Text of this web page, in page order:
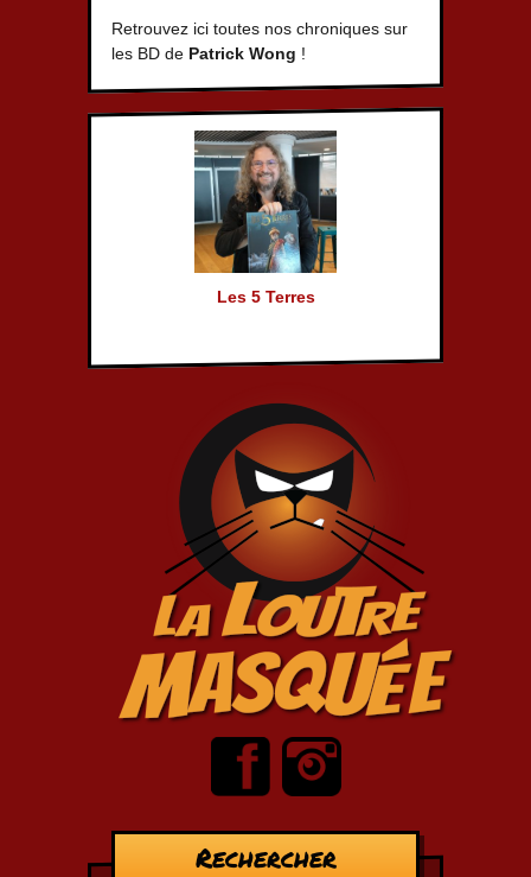
Retrouvez ici toutes nos chroniques sur
les BD de Patrick Wong !
Les 5 Terres
Rechercher